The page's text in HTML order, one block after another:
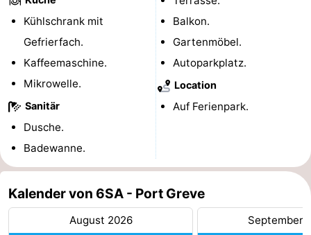
trinken
Praktisch
Forum
Route
Parken
Reisebuchshop
Adressen
Region
Kühlschrank mit
Gefrierfach.
Kaffeemaschine.
Mikrowelle.
Sanitär
Dusche.
Badewanne.
Balkon.
Gartenmöbel.
Autoparkplatz.
Location
Auf Ferienpark.
Kalender von 6SA - Port Greve
August 2026 September